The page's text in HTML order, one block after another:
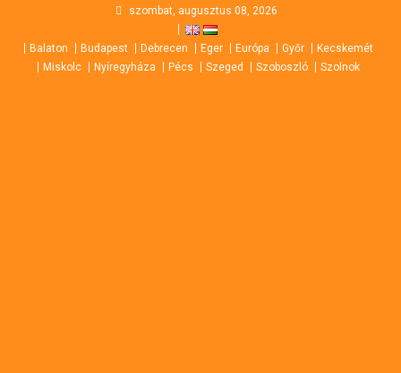
content
szombat, augusztus 08, 2026
Balaton Budapest Debrecen Eger Európa Győr
Kecskemét
Miskolc
Nyíregyháza Pécs Szeged Szoboszló Szolnok